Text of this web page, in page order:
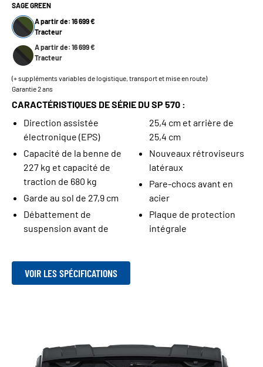
SAGE GREEN
A partir de: 16 699 €
Tracteur
A partir de: 16 699 €
Tracteur
(+ suppléments variables de logistique, transport et mise en route)
Garantie 2 ans
CARACTÉRISTIQUES DE SÉRIE DU SP 570 :
Direction assistée
électronique (EPS)
Capacité de la benne de
227 kg et capacité de
traction de 680 kg
Garde au sol de 27,9 cm
Débattement de
suspension avant de
25,4 cm et arrière de
25,4 cm
Nouveaux rétroviseurs
latéraux
Pare-chocs avant en
acier
Plaque de protection
intégrale
VOIR LES SPÉCIFICATIONS